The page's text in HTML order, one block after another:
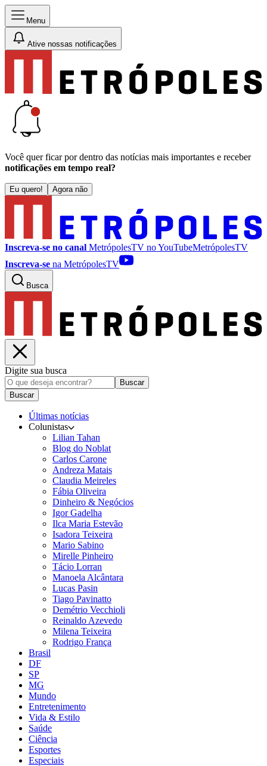
Menu
Ative nossas notificações
Você quer ficar por dentro das notícias mais importantes e receber
notificações em tempo real?
Eu quero! Agora não
Inscreva-se no canal MetrópolesTV noYouTubeMetrópolesTV
Inscreva-se na MetrópolesTV
Busca
Digite sua busca
Buscar
Buscar
Últimas notícias
Colunistas
Lilian Tahan
Blog do Noblat
Carlos Carone
Andreza Matais
Claudia Meireles
Fábia Oliveira
Dinheiro & Negócios
Igor Gadelha
Ilca Maria Estevão
Isadora Teixeira
Mario Sabino
Mirelle Pinheiro
Tácio Lorran
Manoela Alcântara
Lucas Pasin
Tiago Pavinatto
Demétrio Vecchioli
Reinaldo Azevedo
Milena Teixeira
Rodrigo França
Brasil
DF
SP
MG
Mundo
Entretenimento
Vida & Estilo
Saúde
Ciência
Esportes
Especiais